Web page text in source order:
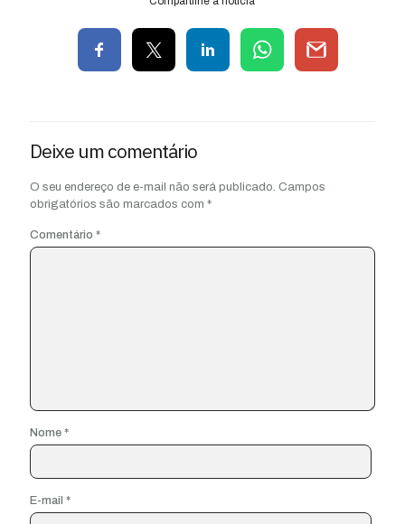
Deixe um comentário
O seu endereço de e-mail não será publicado. Campos
obrigatórios são marcados com *
Comentário *
Nome *
E-mail *